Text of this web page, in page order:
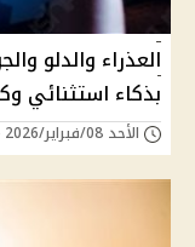
العذراء والدلو
بذكاء استثنائي
الأحد 08/فبراير/2026 - 09:00 ص